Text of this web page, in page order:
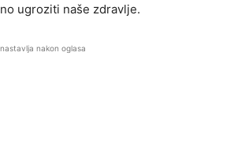
ugroziti naše zdravlje.
nakon oglasa